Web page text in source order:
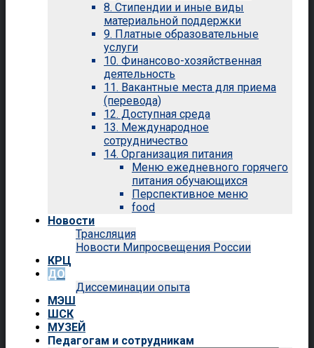
8. Стипендии и иные виды
материальной поддержки
9. Платные образовательные
услуги
10. Финансово-хозяйственная
деятельность
11. Вакантные места для приема
(перевода)
12. Доступная среда
13. Международное
сотрудничество
14. Организация питания
Меню ежедневного горячего
питания обучающихся
Перспективное меню
food
Новости
Трансляция
Новости Мипросвещения России
КРЦ
ДО
Диссеминации опыта
МЭШ
ШСК
МУЗЕЙ
Педагогам и сотрудникам